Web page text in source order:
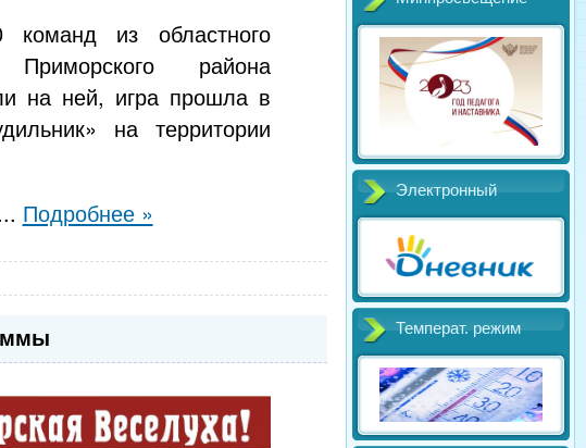
команд из областного
района
на ней, игра прошла в
на территории
Подробнее »
Электронный
Температ. режим